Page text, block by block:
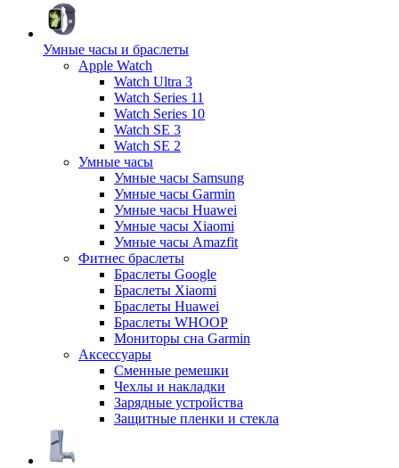
Умные часы и браслеты
Apple Watch
Watch Ultra 3
Watch Series 11
Watch Series 10
Watch SE 3
Watch SE 2
Умные часы
Умные часы Samsung
Умные часы Garmin
Умные часы Huawei
Умные часы Xiaomi
Умные часы Amazfit
Фитнес браслеты
Браслеты Google
Браслеты Xiaomi
Браслеты Huawei
Браслеты WHOOP
Мониторы сна Garmin
Аксессуары
Сменные ремешки
Чехлы и накладки
Зарядные устройства
Защитные пленки и стекла